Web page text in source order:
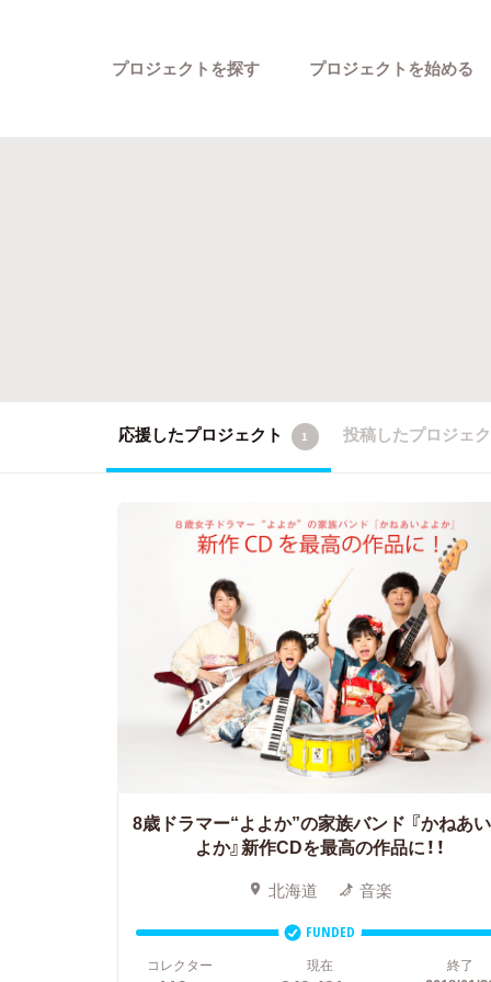
プロジェクトを探す プロジェクトを始める
応援したプロジェクト 1 投稿したプロジェ
8歳ドラマー“よよか”の家族バンド 『かねあ
よか』新作CDを最高の作品に！！
北海道 音楽
FUNDED
コレクター
現在 終了